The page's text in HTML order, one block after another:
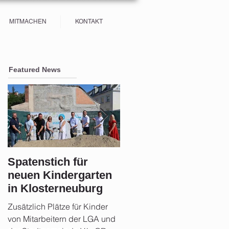
MITMACHEN KONTAKT
Featured News
Spatenstich für
neuen Kindergarten
in Klosterneuburg
Zusätzlich Plätze für Kinder
von Mitarbeitern der LGA und